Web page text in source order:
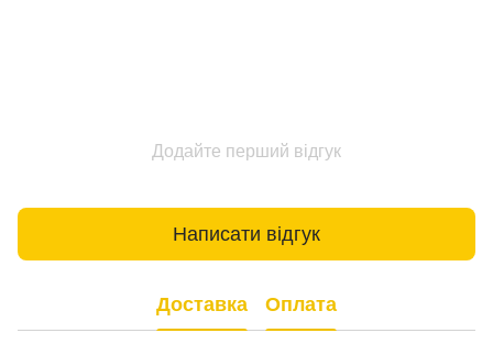
Додайте перший відгук
Написати відгук
Доставка Оплата